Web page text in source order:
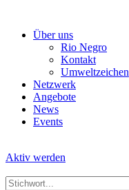
Über uns
Rio Negro
Kontakt
Umweltzeichen
Netzwerk
Angebote
News
Events
Aktiv werden